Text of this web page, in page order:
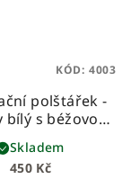
polštářek -
bílý s béžovou
450 Kč
Skladem
KÓD: 4003